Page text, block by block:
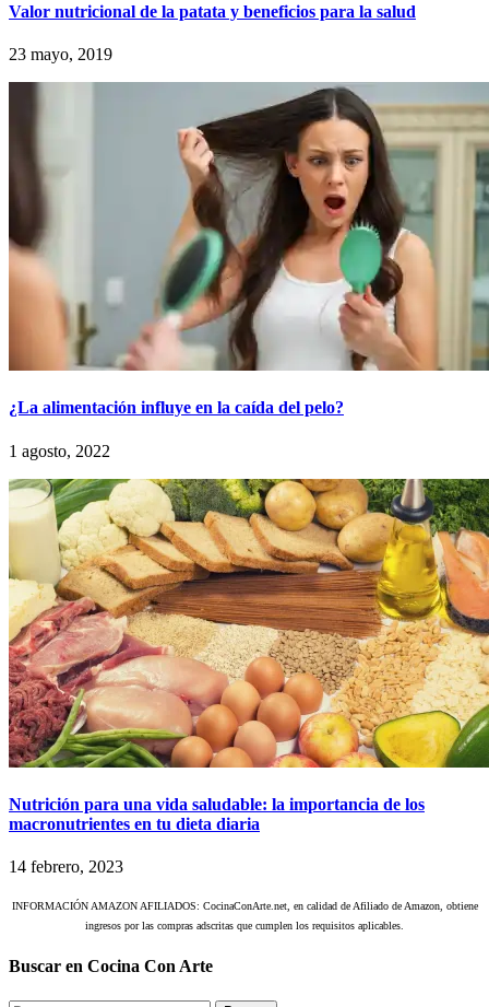
Valor nutricional de la patata y beneficios para la salud
23 mayo, 2019
¿La alimentación influye en la caída del pelo?
1 agosto, 2022
Nutrición para una vida saludable: la importancia de los
macronutrientes en tu dieta diaria
14 febrero, 2023
INFORMACIÓN AMAZON AFILIADOS: CocinaConArte.net, en calidad de Afiliado de Amazon, obtiene
ingresos por las compras adscritas que cumplen los requisitos aplicables.
Buscar en Cocina Con Arte